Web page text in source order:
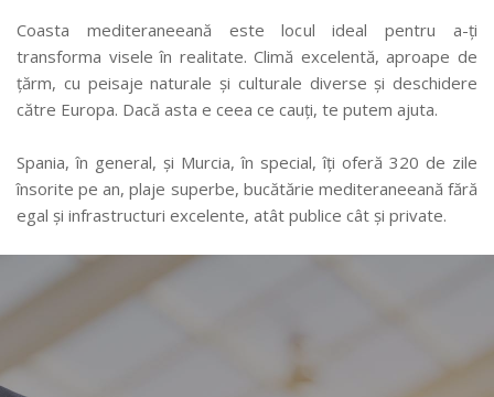
Coasta mediteraneeană este locul ideal pentru a-ți
transforma visele în realitate. Climă excelentă, aproape de
țărm, cu peisaje naturale și culturale diverse și deschidere
către Europa. Dacă asta e ceea ce cauți, te putem ajuta.
Spania, în general, și Murcia, în special, îți oferă 320 de zile
însorite pe an, plaje superbe, bucătărie mediteraneeană fără
egal și infrastructuri excelente, atât publice cât și private.